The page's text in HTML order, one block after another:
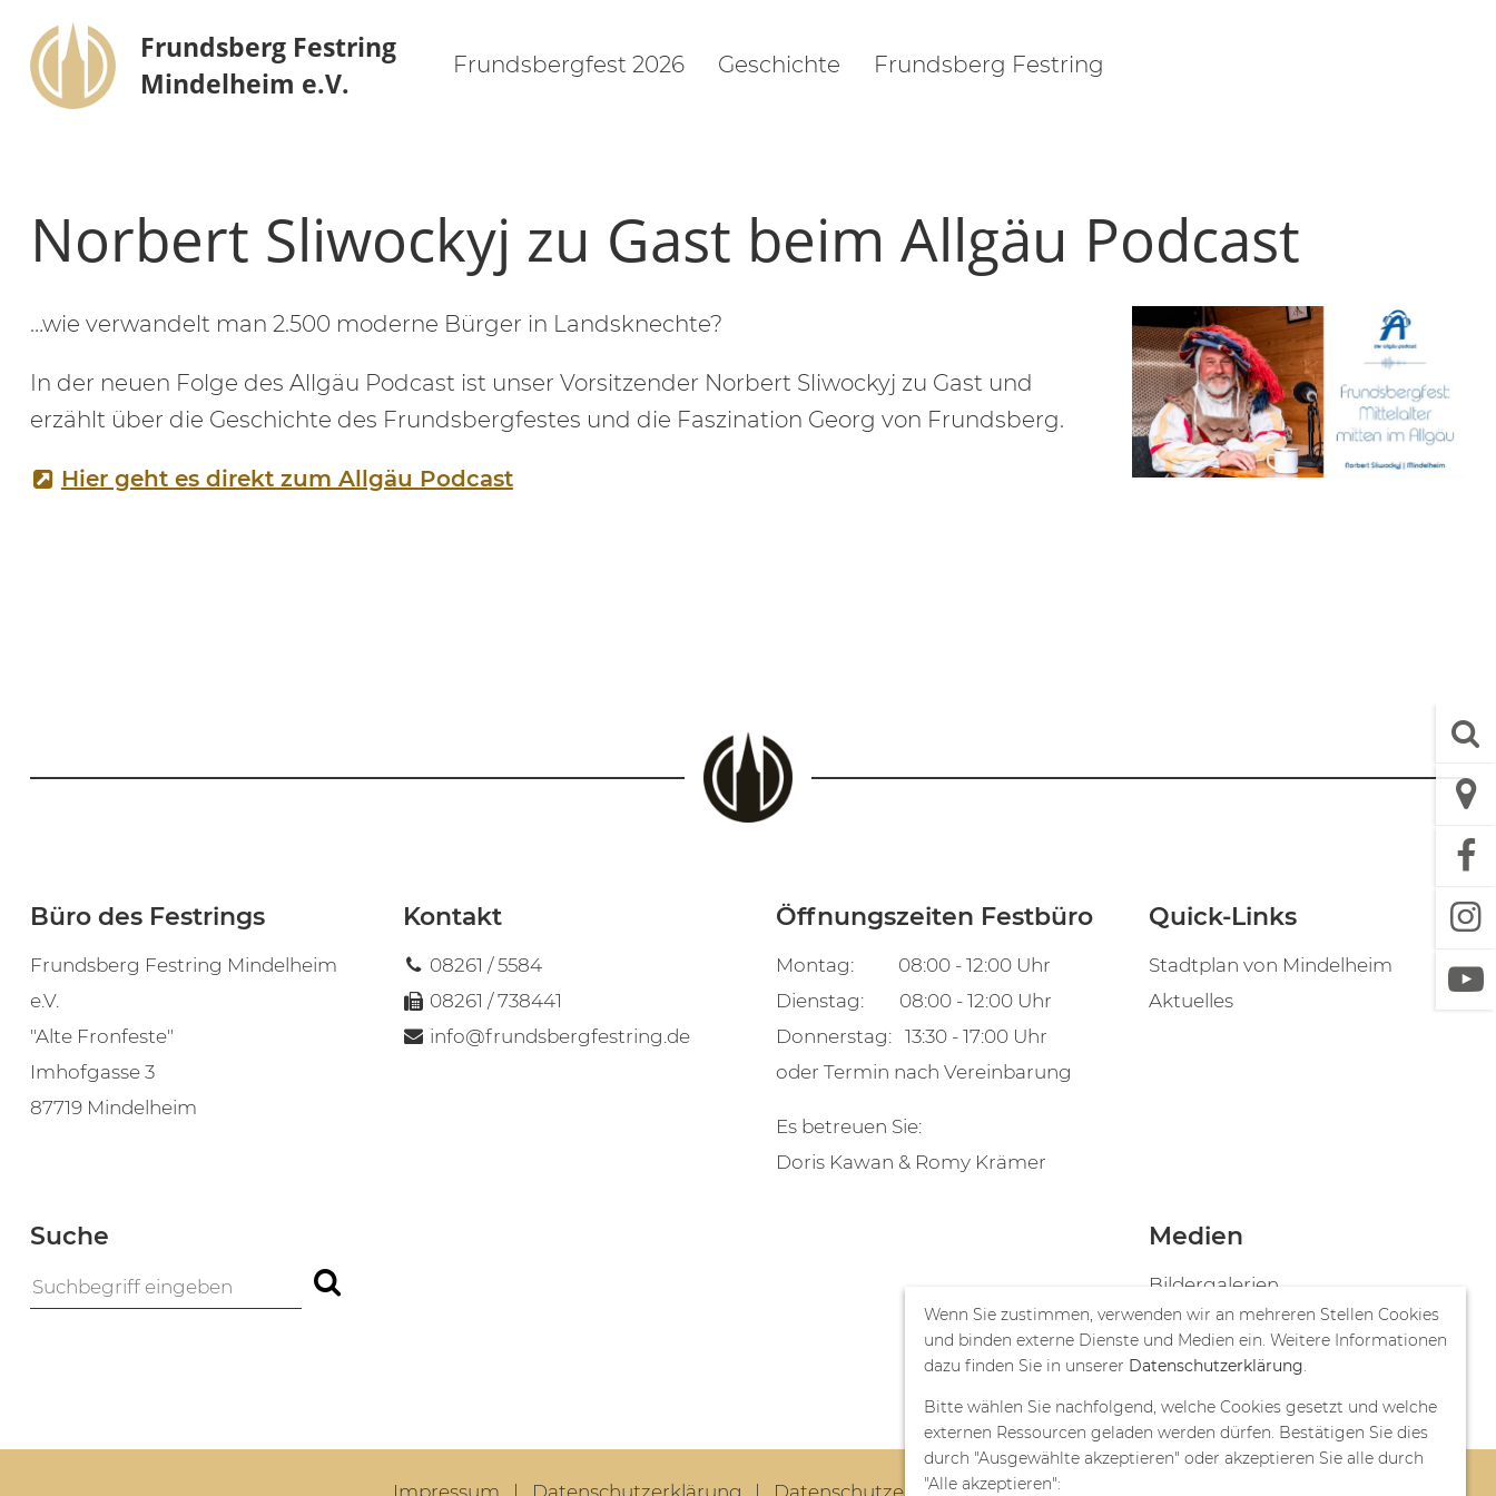
Frundsberg Festring
Mindelheim e.V.
Frundsbergfest 2026 Geschichte Frundsberg Festring
Norbert Sliwockyj zu Gast beim Allgäu Podcast
…wie verwandelt man 2.500 moderne Bürger in Landsknechte?
In der neuen Folge des Allgäu Podcast ist unser Vorsitzender Norbert Sliwockyj zu Gast und
erzählt über die Geschichte des Frundsbergfestes und die Faszination Georg von Frundsberg.
Hier geht es direkt zum Allgäu Podcast
Büro des Festrings
Frundsberg Festring Mindelheim
e.V.
"Alte Fronfeste"
Imhofgasse 3
87719 Mindelheim
Kontakt
08261 / 5584
08261 / 738441
info@frundsbergfestring.de
Öffnungszeiten Festbüro
Montag: 08:00 - 12:00 Uhr
Dienstag: 08:00 - 12:00 Uhr
Donnerstag: 13:30 - 17:00 Uhr
oder Termin nach Vereinbarung
Es betreuen Sie:
Doris Kawan & Romy Krämer
Quick-Links
Stadtplan von Mindelheim
Aktuelles
Suche Medien
Bildergalerien
Videos
Publikationen
Impressum Datenschutzerklärung Datenschutzeinstellungen © Frundsberg Festring Mindelheim e.V. 2026
Wenn Sie zustimmen, verwenden wir an mehreren Stellen Cookies
und binden externe Dienste und Medien ein. Weitere Informationen
dazu finden Sie in unserer Datenschutzerklärung.
Bitte wählen Sie nachfolgend, welche Cookies gesetzt und welche
externen Ressourcen geladen werden dürfen. Bestätigen Sie dies
durch "Ausgewählte akzeptieren" oder akzeptieren Sie alle durch
"Alle akzeptieren":